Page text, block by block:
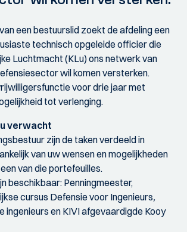
een bestuurslid zoekt de afdeling een
technisch opgeleide officier die
Luchtmacht (KLu) ons netwerk van
wil komen versterken.
voor drie jaar met
tot verlenging.
verwacht
zijn de taken verdeeld in
van uw wensen en mogelijkheden
van die portefeuilles.
beschikbaar: Penningmeester,
cursus Defensie voor Ingenieurs,
ingenieurs en KIVI afgevaardigde Kooy